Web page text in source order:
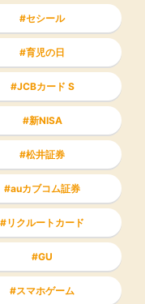
セシール
育児の日
JCBカード S
新NISA
松井証券
auカブコム証券
リクルートカード
GU
スマホゲーム